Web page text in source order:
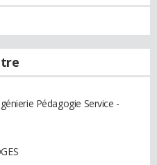
Pédagogie Service -